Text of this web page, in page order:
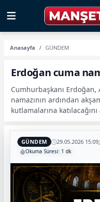
Anasayfa GÜNDEM
Erdoğan cuma
Cumhurbaşkanı Erdoğan,
namazının ardından
kutlamalarına katılacağını
GÜNDEM 29.05.2026 15:09
Okuma Süresi: 1 dk